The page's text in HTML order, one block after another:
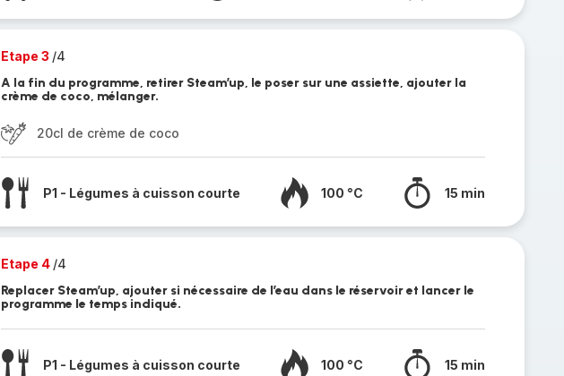
Etape 3 /4
A la fin du programme, retirer Steam’up, le poser sur une assiette, ajouter la
crème de coco, mélanger.
20cl de crème de coco
P1 - Légumes à cuisson courte 100 °C 15 min
Etape 4 /4
Replacer Steam’up, ajouter si nécessaire de l’eau dans le réservoir et lancer le
programme le temps indiqué.
P1 - Légumes à cuisson courte 100 °C 15 min